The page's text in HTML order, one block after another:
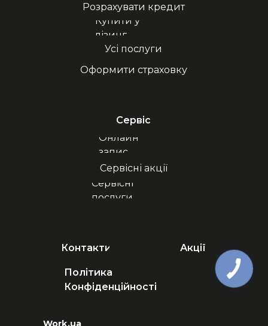
Акції
Контакти
Онлайн
запис
Сервісні
послуги
Сервісні акції
Сервіс
Купити у
лізинг
Оформити страховку
Усі послуги
Розрахувати кредит
Політика
Конфіденційності
Work.ua